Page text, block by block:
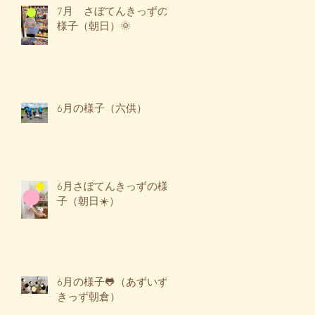
7月 さぼてんきっずの
様子（朝日）🌞
6月の様子（六供）
6月さぼてんきっずの様
子（朝日☀️）
6月の様子🐸（あずいず
きっず朝倉）